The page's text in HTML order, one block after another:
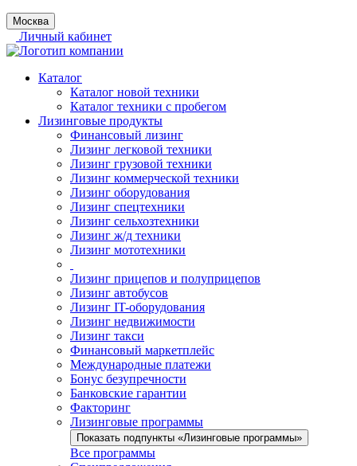
Москва
Личный кабинет
Каталог
Каталог новой техники
Каталог техники с пробегом
Лизинговые продукты
Финансовый лизинг
Лизинг легковой техники
Лизинг грузовой техники
Лизинг коммерческой техники
Лизинг оборудования
Лизинг спецтехники
Лизинг сельхозтехники
Лизинг ж/д техники
Лизинг мототехники
Лизинг прицепов и полуприцепов
Лизинг автобусов
Лизинг IT-оборудования
Лизинг недвижимости
Лизинг такси
Финансовый маркетплейс
Международные платежи
Бонус безупречности
Банковские гарантии
Факторинг
Лизинговые программы
Показать подпункты «Лизинговые программы»
Все программы